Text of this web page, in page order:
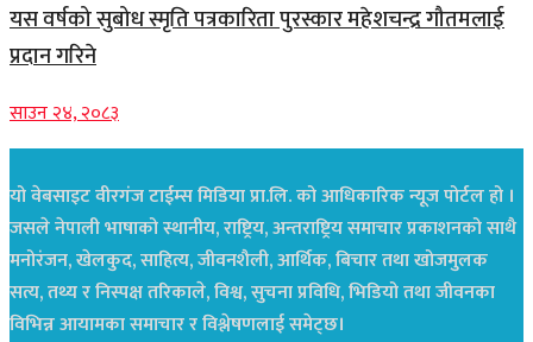
यस वर्षको सुबोध स्मृति पत्रकारिता पुरस्कार महेशचन्द्र गौतमलाई
प्रदान गरिने
साउन २४, २०८३
यो वेबसाइट वीरगंज टाईम्स मिडिया प्रा.लि. को आधिकारिक न्यूज पोर्टल हो ।
जसले नेपाली भाषाको स्थानीय, राष्ट्रिय, अन्तराष्ट्रिय समाचार प्रकाशनको साथै
मनोरंजन, खेलकुद, साहित्य, जीवनशैली, आर्थिक, बिचार तथा खोजमुलक
सत्य, तथ्य र निस्पक्ष तरिकाले, विश्व, सुचना प्रविधि, भिडियो तथा जीवनका
विभिन्न आयामका समाचार र विश्लेषणलाई समेट्छ।